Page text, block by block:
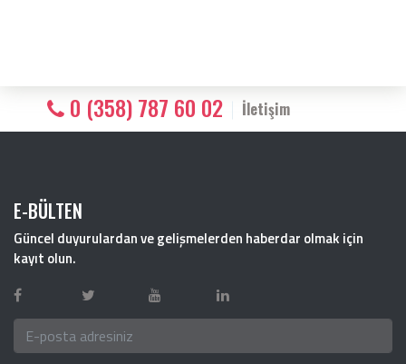
0 (358) 787 60 02 İletişim
E-BÜLTEN
Güncel duyurulardan ve gelişmelerden haberdar olmak için
kayıt olun.